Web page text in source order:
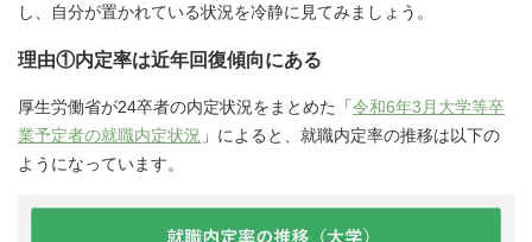
し、自分が置かれている状況を冷静に見てみましょう。
理由①内定率は近年回復傾向にある
厚生労働省が24卒者の内定状況をまとめた「令和6年3月大学等卒
業予定者の就職内定状況 」によると、就職内定率の推移は以下の
ようになっています。